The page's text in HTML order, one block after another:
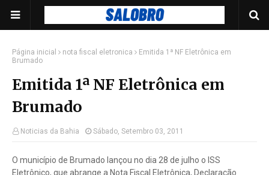
Página inicial nota fiscal eletronica
Emitida 1ª NF Eletrônica em
Brumado
Emitida 1ª NF Eletrônica em
Brumado
Noticias da Bahia Sábado, Setembro 03, 2011
O município de Brumado lançou no dia 28 de julho o ISS
Eletrônico, que abrange a Nota Fiscal Eletrônica, Declaração